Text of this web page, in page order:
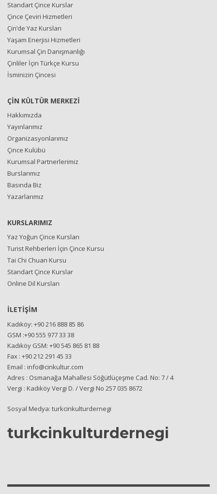
Standart Çince Kurslar
Çince Çeviri Hizmetleri
Çin’de Yaz Kursları
Yaşam Enerjisi Hizmetleri
Kurumsal Çin Danışmanlığı
Çinliler İçin Türkçe Kursu
İsminizin Çincesi
ÇİN KÜLTÜR MERKEZİ
Hakkımızda
Yayınlarımız
Organizasyonlarımız
Çince Kulübü
Kurumsal Partnerlerimiz
Burslarımız
Basında Biz
Yazarlarımız
KURSLARIMIZ
Yaz Yoğun Çince Kursları
Turist Rehberleri İçin Çince Kursu
Tai Chi Chuan Kursu
Standart Çince Kurslar
Online Dil Kursları
İLETİŞİM
Kadıköy: +90 216 888 85 86
GSM :+90 555 977 33 38
Kadıköy GSM: +90 545 865 81 88
Fax : +90 212 291 45 33
Email : info@cinkultur.com
Adres : Osmanağa Mahallesi Söğütlüçeşme Cad. No: 7 / 4
Vergi : Kadıköy Vergi D. / Vergi No 257 035 8672
Sosyal Medya: turkcinkulturdernegi
turkcinkulturdernegi